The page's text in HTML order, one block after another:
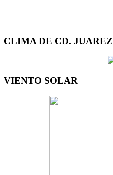
CLIMA DE CD. JUAREZ
VIENTO SOLAR